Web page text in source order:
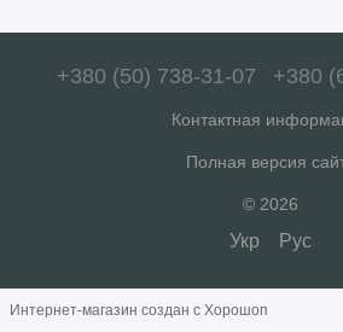
+380 (50) 738-31-07 +380
Контактная
Полная версия
© 2026
Укр Рус
Интернет-магазин создан с Хорошоп